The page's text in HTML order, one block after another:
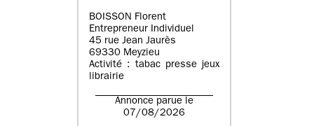
BOISSON Florent
Entrepreneur Individuel
45 rue Jean Jaurès
69330 Meyzieu
Activité : tabac presse jeux
librairie
Annonce parue le
07/08/2026